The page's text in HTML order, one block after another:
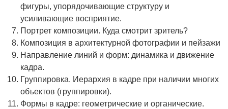
фигуры, упорядочивающие структуру и
усиливающие восприятие.
Портрет композиции. Куда смотрит зритель?
Композиция в архитектурной фотографии и пейзажи
Направление линий и форм: динамика и движение
кадра.
Группировка. Иерархия в кадре при наличии многих
объектов (группировки).
Формы в кадре: геометрические и органические.